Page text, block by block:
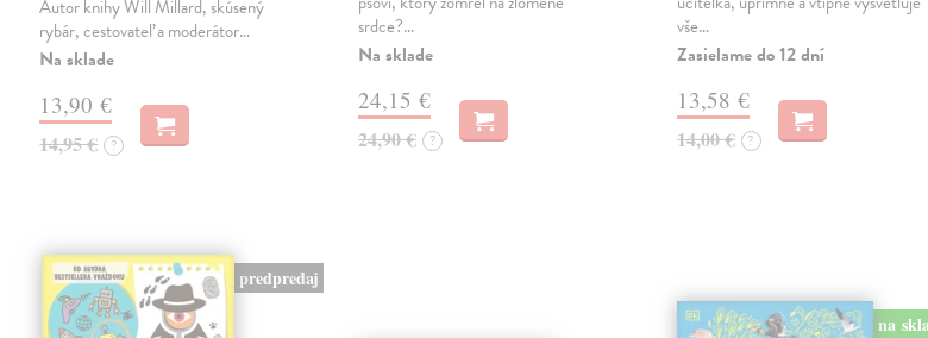
Autor knihy Will Millard, skúsený
rybár, cestovateľ a moderátor…
Na sklade
13,90 €
14,95 € ?
srdce?…
Na sklade
24,15 €
24,90 € ?
vše…
Zasielame do 12 dní
13,58 €
14,00 € ?
predpredaj
na